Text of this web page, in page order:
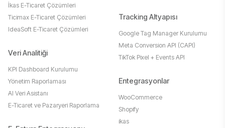
İkas E-Ticaret Çözümleri
Ticimax E-Ticaret Çözümleri
IdeaSoft E-Ticaret Çözümleri
Veri Analitiği
KPI Dashboard Kurulumu
Yönetim Raporlaması
AI Veri Asistanı
E-Ticaret ve Pazaryeri Raporlama
Tracking Altyapısı
Google Tag Manager Kurulumu
Meta Conversion API (CAPI)
TikTok Pixel + Events API
Entegrasyonlar
WooCommerce
Shopify
ikas